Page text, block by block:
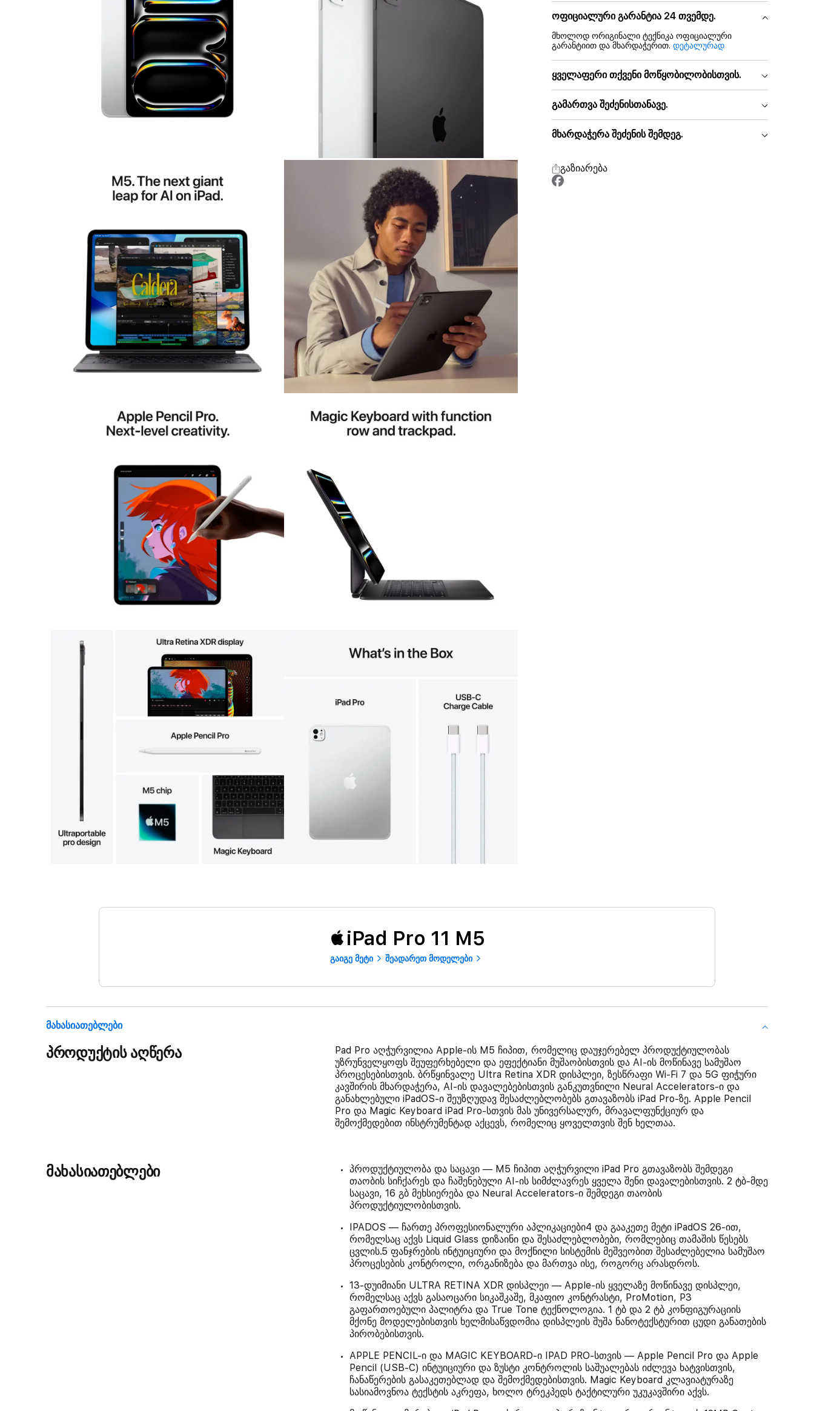
ოფიციალური გარანტია 24 თვემდე.
მხოლოდ ორიგინალი ტექნიკა ოფიციალური
გარანტიით და მხარდაჭერით. დეტალურად
ყველაფერი თქვენი მოწყობილობისთვის.
გამართვა შეძენისთანავე.
მხარდაჭერა შეძენის შემდეგ.
გაზიარება
iPad Pro 11 M5
გაიგე მეტი შეადარეთ მოდელები
Მახასიათებლები
პროდუქტის აღწერა
Pad Pro აღჭურვილია Apple-ის M5 ჩიპით, რომელიც დაუჯერებელ პროდუქტიულობას
უზრუნველყოფს შეუფერხებელი და ეფექტიანი მუშაობისთვის და AI-ის მოწინავე სამუშაო
პროცესებისთვის. ბრწყინვალე Ultra Retina XDR დისპლეი, ზესწრაფი Wi-Fi 7 და 5G ფიჭური
კავშირის მხარდაჭერა, AI-ის დავალებებისთვის განკუთვნილი Neural Accelerators-ი და
განახლებული iPadOS-ი შეუზღუდავ შესაძლებლობებს გთავაზობს iPad Pro-ზე. Apple Pencil
Pro და Magic Keyboard iPad Pro-სთვის მას უნივერსალურ, მრავალფუნქციურ და
შემოქმედებით ინსტრუმენტად აქცევს, რომელიც ყოველთვის შენ ხელთაა.
მახასიათებლები
პროდუქტიულობა და საცავი — M5 ჩიპით აღჭურვილი iPad Pro გთავაზობს შემდეგი
თაობის სიჩქარეს და ჩაშენებული AI-ის სიმძლავრეს ყველა შენი დავალებისთვის. 2 ტბ-მდე
საცავი, 16 გბ მეხსიერება და Neural Accelerators-ი შემდეგი თაობის
პროდუქტიულობისთვის.
IPADOS — ჩართე პროფესიონალური აპლიკაციები4 და გააკეთე მეტი iPadOS 26-ით,
რომელსაც აქვს Liquid Glass დიზაინი და შესაძლებლობები, რომლებიც თამაშის წესებს
ცვლის.5 ფანჯრების ინტუიციური და მოქნილი სისტემის მეშვეობით შესაძლებელია სამუშაო
პროცესების კონტროლი, ორგანიზება და მართვა ისე, როგორც არასდროს.
13-დუიმიანი ULTRA RETINA XDR დისპლეი — Apple-ის ყველაზე მოწინავე დისპლეი,
რომელსაც აქვს გასაოცარი სიკაშკაშე, მკაფიო კონტრასტი, ProMotion, P3
გაფართოებული პალიტრა და True Tone ტექნოლოგია. 1 ტბ და 2 ტბ კონფიგურაციის
მქონე მოდელებისთვის ხელმისაწვდომია დისპლეის შუშა ნანოტექსტურით ცუდი განათების
პირობებისთვის.
APPLE PENCIL-ი და MAGIC KEYBOARD-ი IPAD PRO-სთვის — Apple Pencil Pro და Apple
Pencil (USB-C) ინტუიციური და ზუსტი კონტროლის საშუალებას იძლევა ხატვისთვის,
ჩანაწერების გასაკეთებლად და შემოქმედებისთვის. Magic Keyboard კლავიატურაზე
სასიამოვნოა ტექსტის აკრეფა, ხოლო ტრეკპედს ტაქტილური უკუკავშირი აქვს.